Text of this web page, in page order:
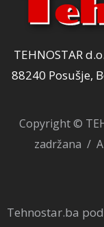
TEHNOSTAR
88240 Posušje,
Copyright ©
zadržana /
Tehnostar.ba